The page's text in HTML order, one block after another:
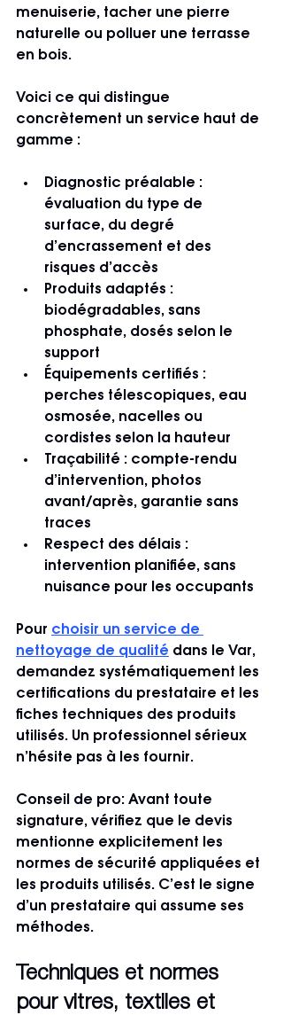
menuiserie, tacher une pierre
naturelle ou polluer une terrasse
en bois.
Voici ce qui distingue
concrètement un service haut de
gamme :
Diagnostic préalable :
évaluation du type de
surface, du degré
d’encrassement et des
risques d’accès
Produits adaptés :
biodégradables, sans
phosphate, dosés selon le
support
Équipements certifiés :
perches télescopiques, eau
osmosée, nacelles ou
cordistes selon la hauteur
Traçabilité : compte-rendu
d’intervention, photos
avant/après, garantie sans
traces
Respect des délais :
intervention planifiée, sans
nuisance pour les occupants
Pour choisir un service de
nettoyage de qualité dans le Var,
demandez systématiquement les
certifications du prestataire et les
fiches techniques des produits
utilisés. Un professionnel sérieux
n’hésite pas à les fournir.
Conseil de pro: Avant toute
signature, vérifiez que le devis
mentionne explicitement les
normes de sécurité appliquées et
les produits utilisés. C’est le signe
d’un prestataire qui assume ses
méthodes.
Techniques et normes
pour vitres, textiles et